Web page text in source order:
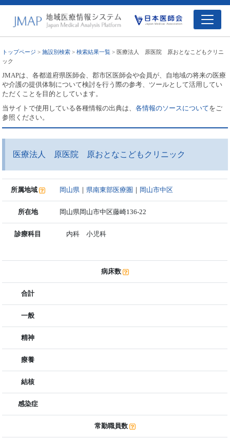
トップページ >施設別検索 >検索結果一覧 > 医療法人 原医院 原おとなこどもクリニ
ック
JMAPは、各都道府県医師会、郡市区医師会や会員が、自地域の将来の医療
や介護の提供体制について検討を行う際の参考、ツールとして活用してい
ただくことを目的としています。
当サイトで使用している各種情報の出典は、各情報のソースについてをご
参照ください。
医療法人 原医院 原おとなこどもクリニック
所属地域 岡山県 ｜ 県南東部医療圏 ｜ 岡山市中区
所在地 岡山県岡山市中区藤崎136-22
診療科目 内科 小児科
病床数
合計
一般
精神
療養
結核
感染症
常勤職員数